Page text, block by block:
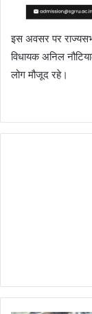
इस अवसर पर
विधायक अनिल
लोग मौजूद रहे।